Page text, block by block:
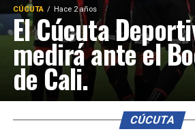
CÚCUTA Hace 2 años
El Cúcuta
medirá ante el
de Cali.
CÚCUTA